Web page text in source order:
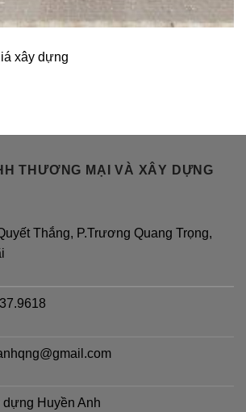
THƯƠNG MẠI VÀ XÂY DỰNG
Thắng, P.Trương Quang Trọng,
dựng Huyền Anh